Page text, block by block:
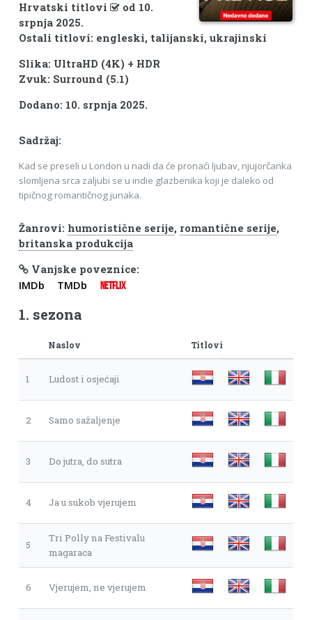
Hrvatski titlovi
od 10.
srpnja 2025.
Ostali titlovi: engleski, talijanski, ukrajinski
Slika: UltraHD (4K) + HDR
Zvuk: Surround (5.1)
Dodano: 10. srpnja 2025.
Sadržaj:
Kad se preseli u London u nadi da će pronaći ljubav, njujorčanka
slomljena srca zaljubi se u indie glazbenika koji je daleko od
tipičnog romantičnog junaka.
Žanrovi: humoristične serije, romantične serije,
britanska produkcija
Vanjske poveznice:
IMDb TMDb NETFLIX
1. sezona
Naslov Titlovi
1 Ludost i osjećaji
2 Samo sažaljenje
3 Do jutra, do sutra
4 Ja u sukob vjerujem
5
Tri Polly na Festivalu
magaraca
6 Vjerujem, ne vjerujem